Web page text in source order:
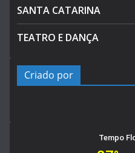
SANTA CATARINA
TEATRO E DANÇA
Criado por